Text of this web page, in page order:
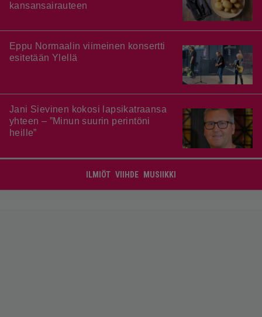
kansansairauteen
Eppu Normaalin viimeinen konsertti
esitetään Ylellä
Jani Sievinen kokosi lapsikatraansa
yhteen – ”Minun suurin perintöni
heille”
ILMIÖT VIIHDE MUSIIKKI